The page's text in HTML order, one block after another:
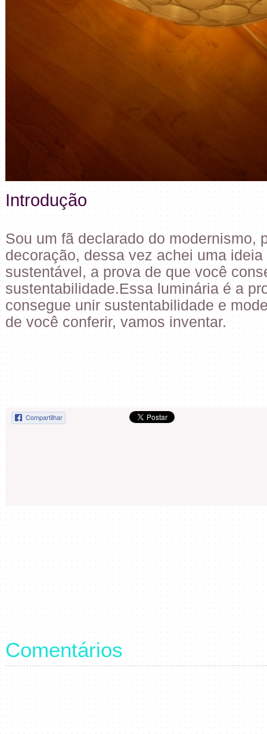
Introdução
Sou um fã declarado do modernismo,
decoração, dessa vez achei uma
sustentável, a prova de que você
sustentabilidade.Essa luminária é a
consegue unir sustentabilidade e
de você conferir, vamos inventar.
Compartilhar
Comentários